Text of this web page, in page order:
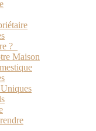
?
Maison